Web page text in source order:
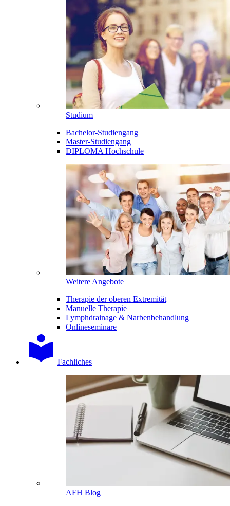
Studium
Bachelor-Studiengang
Master-Studiengang
DIPLOMA Hochschule
Weitere Angebote
Therapie der oberen Extremität
Manuelle Therapie
Lymphdrainage & Narbenbehandlung
Onlineseminare
Fachliches
AFH Blog